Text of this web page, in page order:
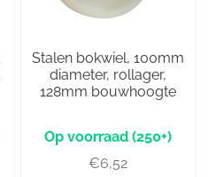
Stalen bokwiel, 100mm
diameter, rollager,
128mm bouwhoogte
(250+)
€6,52